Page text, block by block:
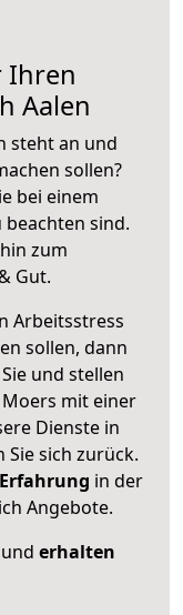
Ihren
Aalen
steht an und
sollen?
bei einem
beachten sind.
zum
Gut.
Arbeitsstress
sollen, dann
und stellen
mit einer
Dienste in
sich zurück.
in der
Angebote.
erhalten